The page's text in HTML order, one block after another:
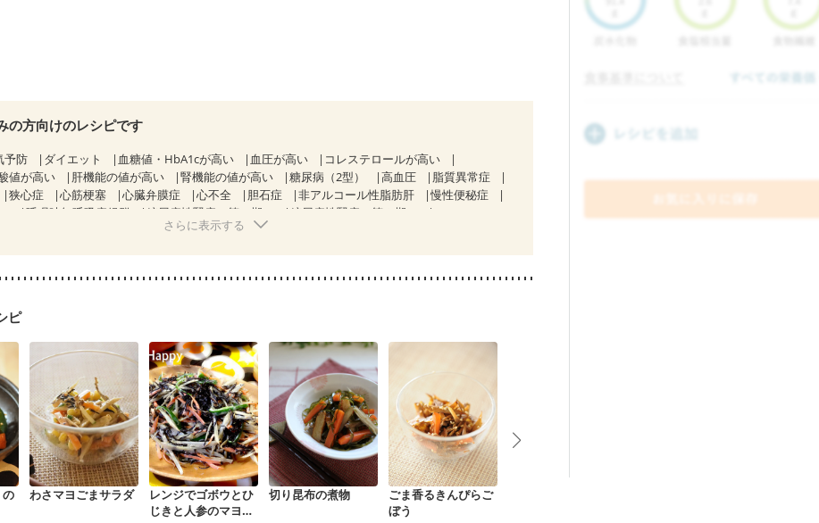
の方向けのレシピです
予防 ダイエット 血糖値・HbA1cが高い 血圧が高い
コレステロールが高い
値が高い 肝機能の値が高い 腎機能の値が高い 糖尿病（2型） 高血圧
脂質異常症
狭心症 心筋梗塞 心臓弁膜症 心不全 胆石症 非アルコール性脂肪肝
慢性便秘症
睡眠時無呼吸症候群 糖尿病性腎症（第１期）
糖尿病性腎症（第２期）
CKD（ステージ３a）
乳がん（抗がん剤治療中）
さらに表示する
ピ
の
わさマヨごまサラダ
レンジでゴボウとひ
じきと人参のマヨサ
切り昆布の煮物
ごま香るきんぴらご
ぼう